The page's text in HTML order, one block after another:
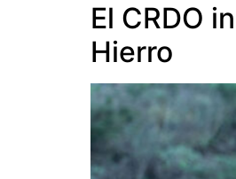
El CRDO
Hierro